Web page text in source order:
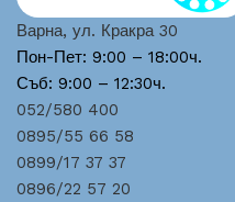
Варна, ул. Кракра 30
Пон-Пет: 9:00 – 18:00ч.
Съб: 9:00 – 12:30ч.
052/580 400
0895/55 66 58
0899/17 37 37
0896/22 57 20